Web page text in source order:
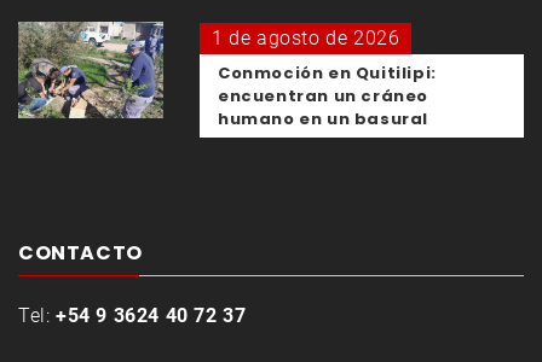
1 de agosto de 2026
Conmoción en Quitilipi:
encuentran un cráneo
humano en un basural
CONTACTO
Tel: +54 9 3624 40 72 37